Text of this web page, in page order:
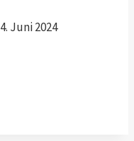
Juni 2024